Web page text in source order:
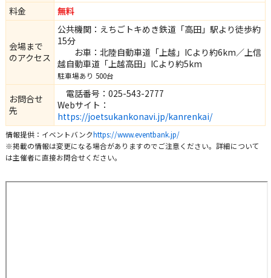
料金
無料
会場まで
のアクセス
公共機関：えちごトキめき鉄道「高田」駅より徒歩約
15分
お車：北陸自動車道「上越」ICより約6km／上信
越自動車道「上越高田」ICより約5km
駐車場あり 500台
お問合せ
先
電話番号：025-543-2777
Webサイト：
https://joetsukankonavi.jp/kanrenkai/
情報提供：イベントバンクhttps://www.eventbank.jp/
※掲載の情報は変更になる場合がありますのでご注意ください。詳細について
は主催者に直接お問合せください。